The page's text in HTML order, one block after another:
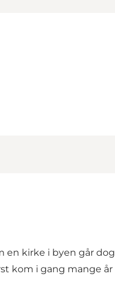
kirke i byen går
kom i gang mange